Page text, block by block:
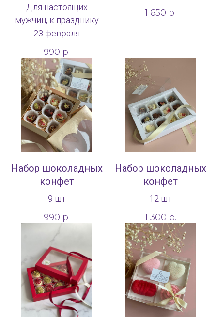
Для настоящих
мужчин, к празднику
23 февраля
990 р.
1 650 р.
Набор шоколадных
конфет
9 шт
990 р.
Набор шоколадных
конфет
12 шт
1 300 р.